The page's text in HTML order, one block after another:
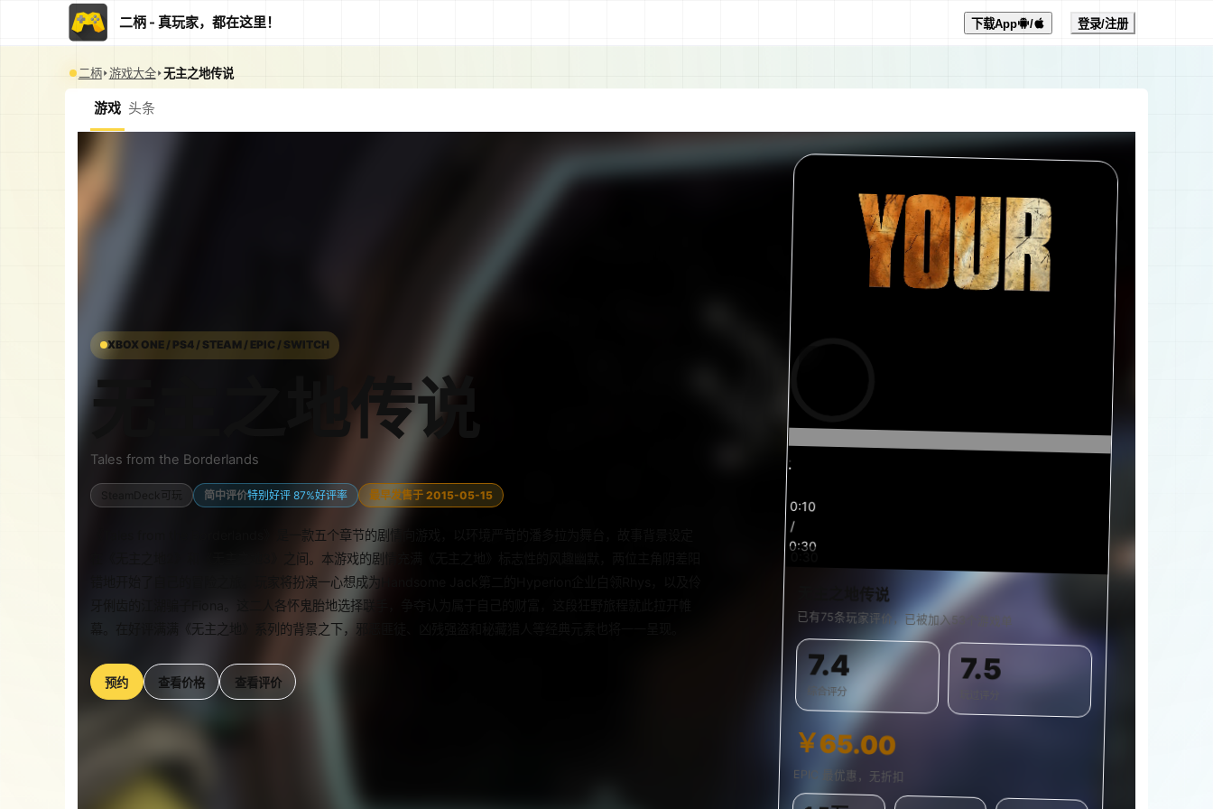
二柄 - 真玩家，都在这里！ 下载App / 登录/注册
二柄 游戏大全 无主之地传说
游戏 头条
XBOX ONE / PS4 / STEAM / EPIC / SWITCH
无主之地传说
Tales from the Borderlands
SteamDeck可玩 简中评价特别好评 87%好评率 最早发售于 2015-05-15
《Tales from the Borderlands》是一款五个章节的剧情向游戏，以环境严苛的潘多拉为舞台，故事背景设定
在《无主之地2》和《无主之地3》之间。本游戏的剧情充满《无主之地》标志性的风趣幽默，两位主角阴差阳
错地开始了自己的冒险之旅。玩家将扮演一心想成为Handsome Jack第二的Hyperion企业白领Rhys，以及伶
牙俐齿的江湖骗子Fiona。这二人各怀鬼胎地选择联手，争夺认为属于自己的财富，这段狂野旅程就此拉开帷
幕。在好评满满《无主之地》系列的背景之下，邪恶匪徒、凶残强盗和秘藏猎人等经典元素也将一一呈现。
预约 查看价格 查看评价
0%
0:11
/
0:30
预
览
无主之地传说
已有75条玩家评价，已被加入53个游戏单
7.4
综合评分
7.5
￥65.00
EPIC 最优惠，无折扣